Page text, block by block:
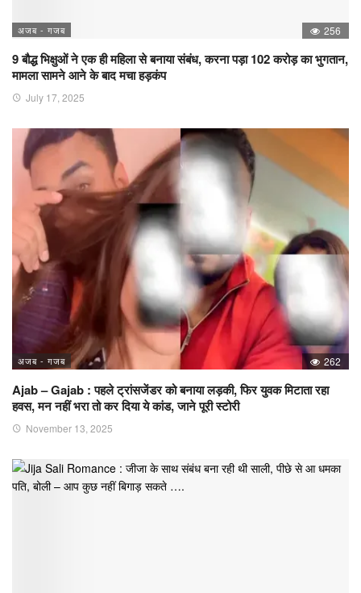
अजब - गजब 256
9 बौद्ध भिक्षुओं ने एक ही महिला से बनाया संबंध, करना पड़ा 102 करोड़ का भुगतान,
मामला सामने आने के बाद मचा हड़कंप
July 17, 2025
अजब - गजब 262
Ajab – Gajab : पहले ट्रांसजेंडर को बनाया लड़की, फिर युवक मिटाता रहा
हवस, मन नहीं भरा तो कर दिया ये कांड, जाने पूरी स्टोरी
November 13, 2025